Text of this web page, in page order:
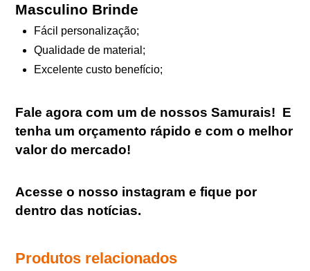
Masculino Brinde
Fácil personalização;
Qualidade de material;
Excelente custo benefício;
Fale agora com um de nossos Samurais! E
tenha um orçamento rápido e com o melhor
valor do mercado!
Acesse o nosso instagram e fique por
dentro das notícias.
Produtos relacionados